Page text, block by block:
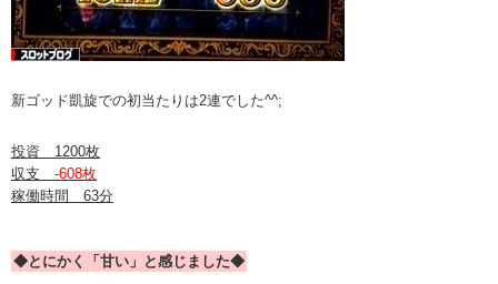
新ゴッド凱旋での初当たりは2連でした^^;
投資 1200枚
収支 -608枚
稼働時間 63分
◆とにかく「甘い」と感じました◆